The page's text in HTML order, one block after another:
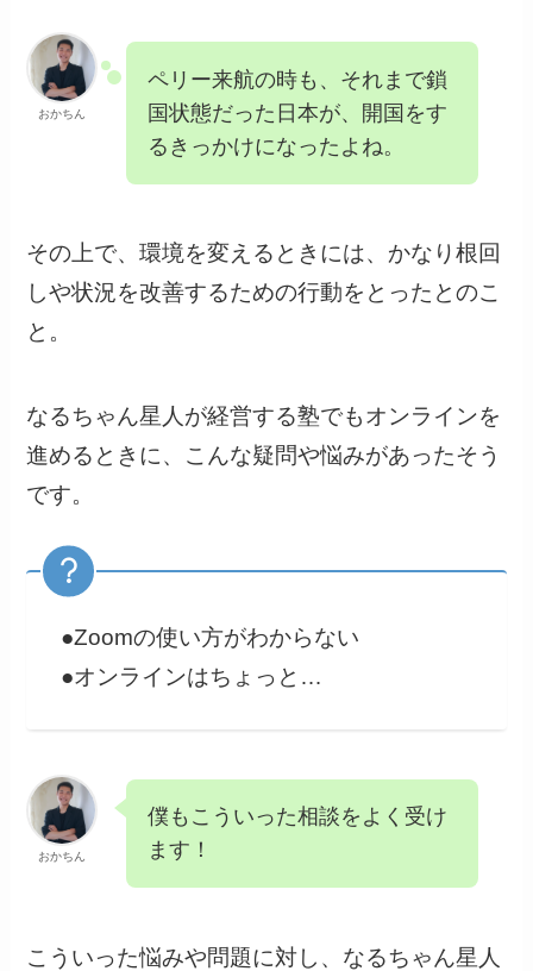
おかちん
ペリー来航の時も、それまで鎖
国状態だった日本が、開国をす
るきっかけになったよね。
その上で、環境を変えるときには、かなり根回
しや状況を改善するための行動をとったとのこ
と。
なるちゃん星人が経営する塾でもオンラインを
進めるときに、こんな疑問や悩みがあったそう
です。
●Zoomの使い方がわからない
●オンラインはちょっと…
おかちん
僕もこういった相談をよく受け
ます！
こういった悩みや問題に対し、なるちゃん星人